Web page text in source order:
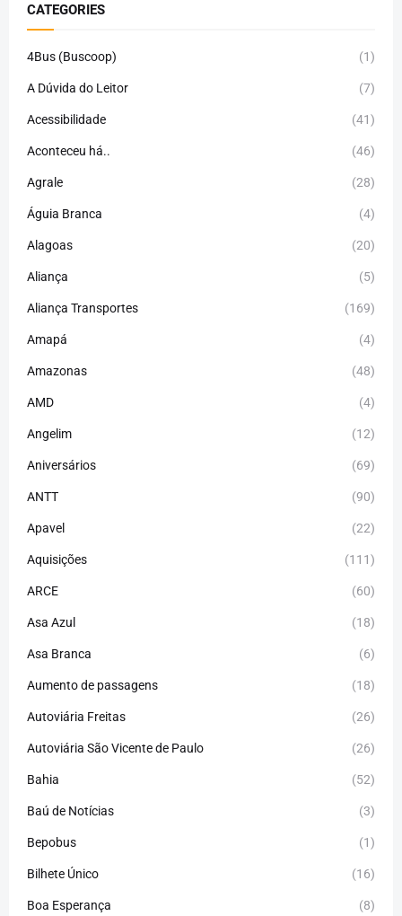
CATEGORIES
4Bus (Buscoop) (1)
A Dúvida do Leitor (7)
Acessibilidade (41)
Aconteceu há.. (46)
Agrale (28)
Águia Branca (4)
Alagoas (20)
Aliança (5)
Aliança Transportes (169)
Amapá (4)
Amazonas (48)
AMD (4)
Angelim (12)
Aniversários (69)
ANTT (90)
Apavel (22)
Aquisições (111)
ARCE (60)
Asa Azul (18)
Asa Branca (6)
Aumento de passagens (18)
Autoviária Freitas (26)
Autoviária São Vicente de Paulo (26)
Bahia (52)
Baú de Notícias (3)
Bepobus (1)
Bilhete Único (16)
Boa Esperança (8)